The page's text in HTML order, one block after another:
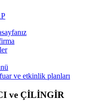
fuar ve etkinlik planları
ve ÇİLİNGİR